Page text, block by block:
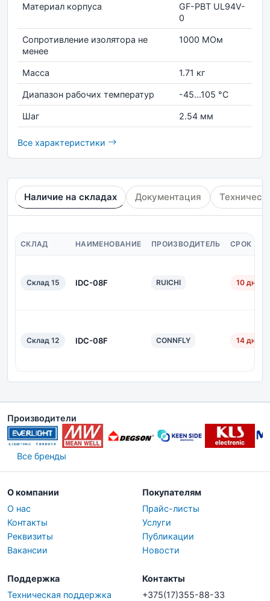
Материал корпуса
GF-PBT UL94V-
0
Сопротивление изолятора не
менее
1000 МОм
Масса 1.71 кг
Диапазон рабочих температур -45...105 °С
Шаг 2.54 мм
Все характеристики
Наличие на складах Документация
СКЛАД НАИМЕНОВАНИЕ ПРОИЗВОДИТЕЛЬ СРОК
Склад 15 IDC-08F RUICHI 10 дн.
Склад 12 IDC-08F CONNFLY 14 дн.
Производители
Все бренды
О компании
О нас
Контакты
Реквизиты
Вакансии
Покупателям
Прайс-листы
Услуги
Публикации
Новости
Поддержка
Техническая поддержка
Контакты
+375(17)355-88-33